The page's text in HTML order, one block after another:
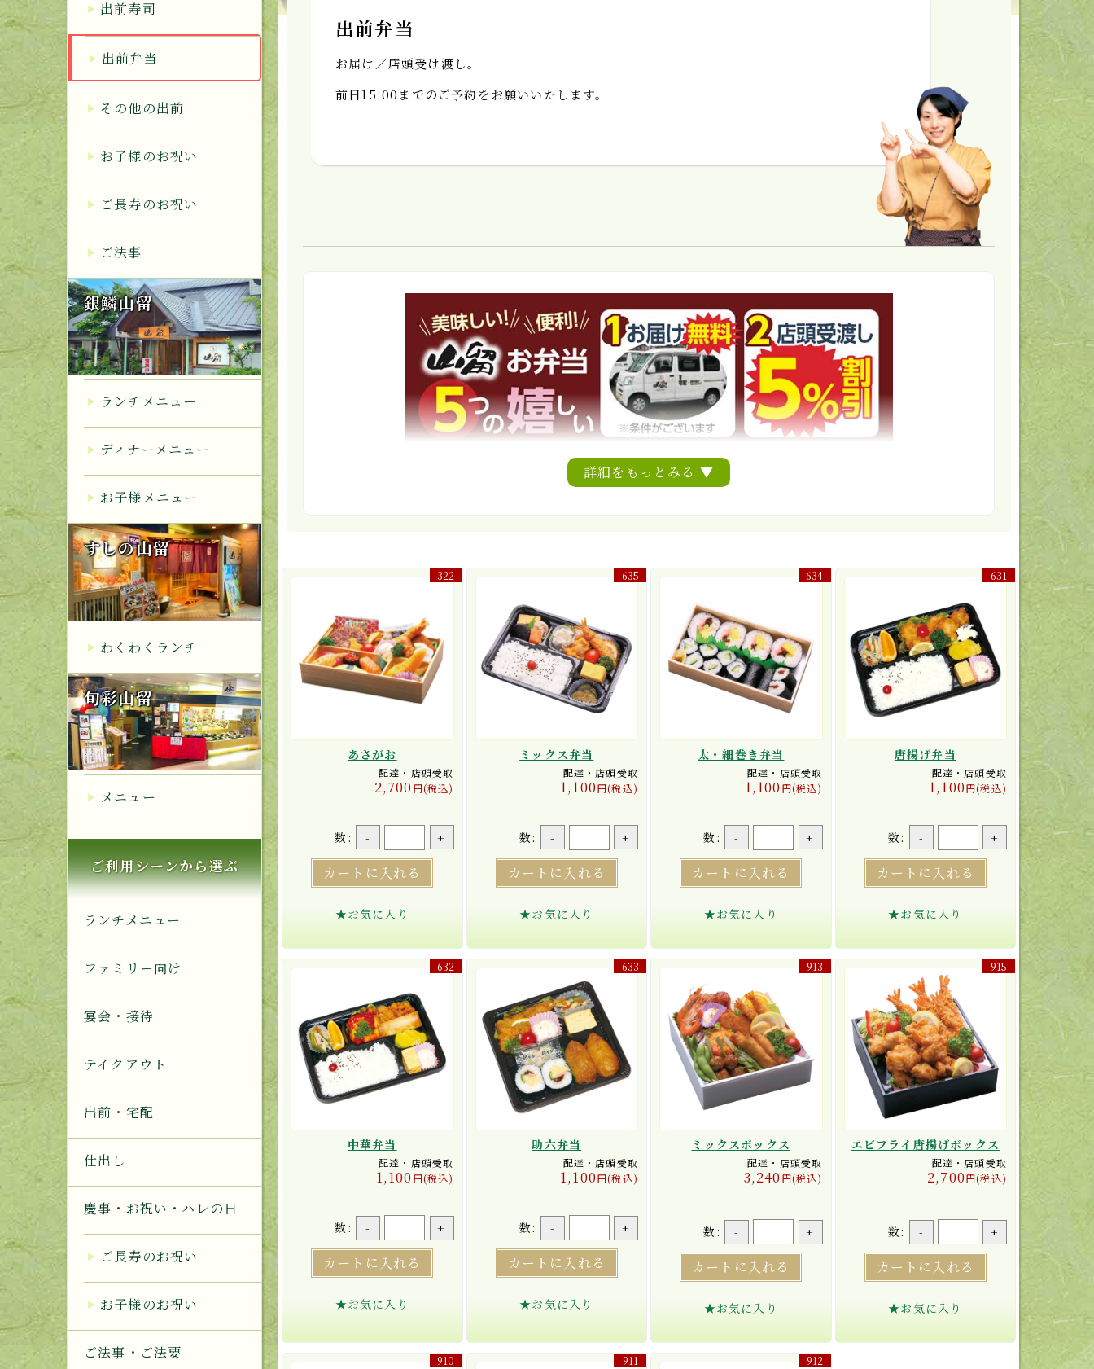
出前寿司
出前弁当
その他の出前
お子様のお祝い
ご長寿のお祝い
ご法事
銀鱗山留
ランチメニュー
ディナーメニュー
お子様メニュー
すしの山留
わくわくランチ
旬彩山留
メニュー
ご利用シーンから選ぶ
ランチメニュー
ファミリー向け
宴会・接待
テイクアウト
出前・宅配
仕出し
慶事・お祝い・ハレの日
ご長寿のお祝い
お子様のお祝い
ご法事・ご法要
出前弁当
お届け／店頭受け渡し。
前日15:00までのご予約をお願いいたします。
カタログダウンロードはこちら
詳細をもっとみる ▼
322
あさがお
配達・店頭受取
2,700 円(税込)
数: - +
カートに入れる
★お気に入り
635
ミックス弁当
配達・店頭受取
1,100円(税込)
数: - +
カートに入れる
★お気に入り
634
太・細巻き弁当
配達・店頭受取
1,100 円(税込)
数: - +
カートに入れる
★お気に入り
631
唐揚げ弁当
配達・店頭受取
1,100円(税込)
数: - +
カートに入れる
★お気に入り
632
中華弁当
配達・店頭受取
1,100 円(税込)
数: - +
カートに入れる
★お気に入り
633
助六弁当
配達・店頭受取
1,100円(税込)
数: - +
カートに入れる
★お気に入り
913
ミックスボックス
配達・店頭受取
3,240 円(税込)
数: - +
カートに入れる
★お気に入り
915
エビフライ唐揚げボックス
配達・店頭受取
2,700円(税込)
数: - +
カートに入れる
★お気に入り
910 911 912